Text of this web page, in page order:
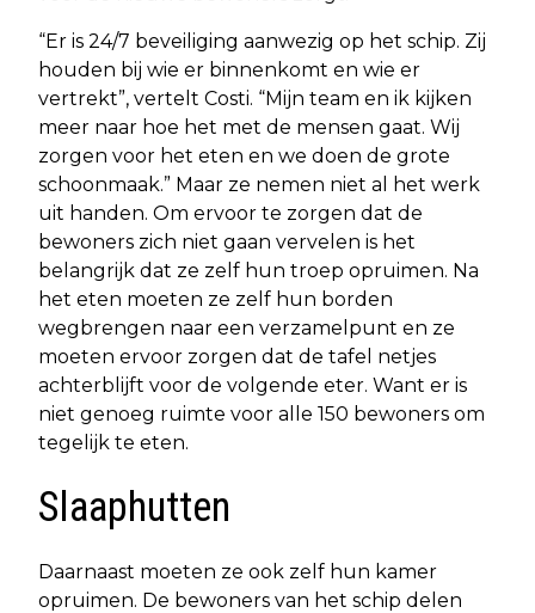
“Er is 24/7 beveiliging aanwezig op het schip. Zij
houden bij wie er binnenkomt en wie er
vertrekt”, vertelt Costi. “Mijn team en ik kijken
meer naar hoe het met de mensen gaat. Wij
zorgen voor het eten en we doen de grote
schoonmaak.” Maar ze nemen niet al het werk
uit handen. Om ervoor te zorgen dat de
bewoners zich niet gaan vervelen is het
belangrijk dat ze zelf hun troep opruimen. Na
het eten moeten ze zelf hun borden
wegbrengen naar een verzamelpunt en ze
moeten ervoor zorgen dat de tafel netjes
achterblijft voor de volgende eter. Want er is
niet genoeg ruimte voor alle 150 bewoners om
tegelijk te eten.
Slaaphutten
Daarnaast moeten ze ook zelf hun kamer
opruimen. De bewoners van het schip delen